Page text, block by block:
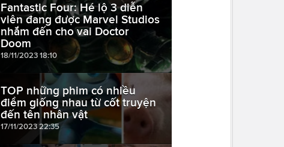
Fantastic Four: Hé lộ 3 diễn
viên đang được Marvel Studios
nhắm đến cho vai Doctor
Doom
18/11/2023 18:10
TOP những phim có nhiều
điểm giống nhau từ cốt truyện
đến tên nhân vật
17/11/2023 22:35